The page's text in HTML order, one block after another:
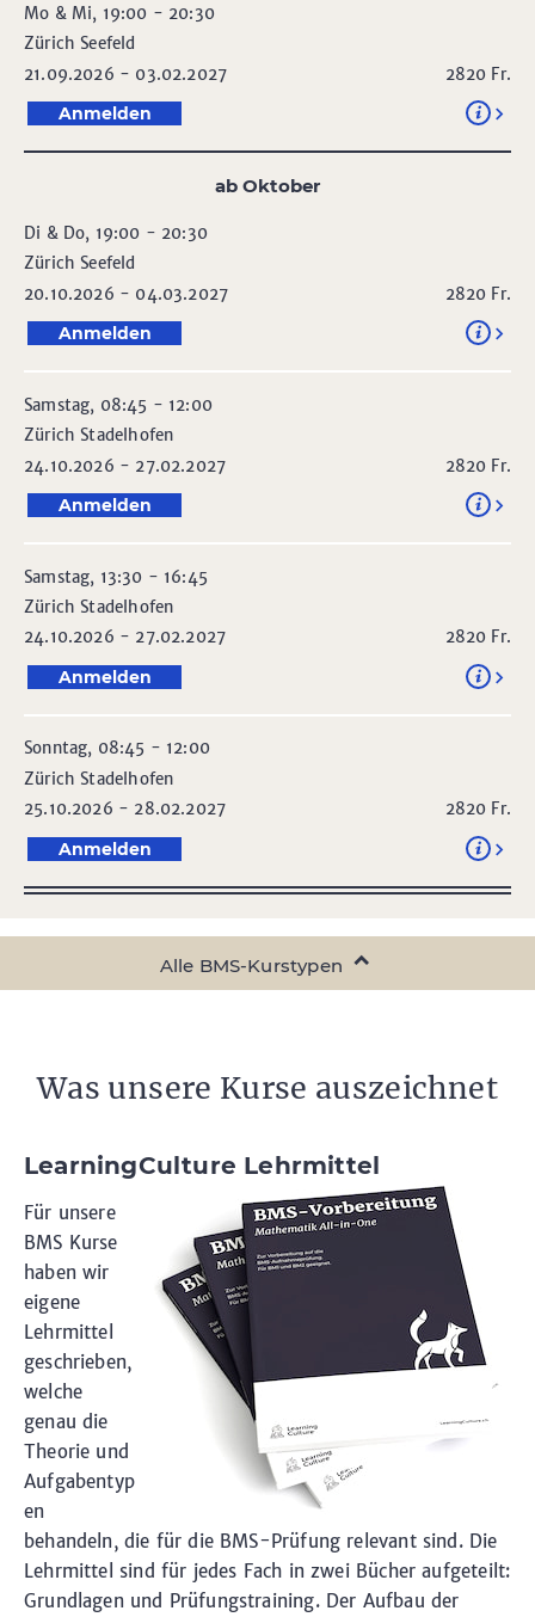
Mo & Mi, 19:00 - 20:30
Zürich Seefeld
21.09.2026 - 03.02.2027
2820 Fr.
Anmelden
ab Oktober
Di & Do, 19:00 - 20:30
Zürich Seefeld
20.10.2026 - 04.03.2027
2820 Fr.
Anmelden
Samstag, 08:45 - 12:00
Zürich Stadelhofen
24.10.2026 - 27.02.2027
2820 Fr.
Anmelden
Samstag, 13:30 - 16:45
Zürich Stadelhofen
24.10.2026 - 27.02.2027
2820 Fr.
Anmelden
Sonntag, 08:45 - 12:00
Zürich Stadelhofen
25.10.2026 - 28.02.2027
2820 Fr.
Anmelden
Alle BMS-Kurstypen
Was unsere Kurse auszeichnet
LearningCulture Lehrmittel
Für unsere
BMS Kurse
haben wir
eigene
Lehrmittel
geschrieben,
welche
genau die
Theorie und
Aufgabentyp
en
behandeln, die für die BMS-Prüfung relevant sind. Die
Lehrmittel sind für jedes Fach in zwei Bücher aufgeteilt:
Grundlagen und Prüfungstraining. Der Aufbau der